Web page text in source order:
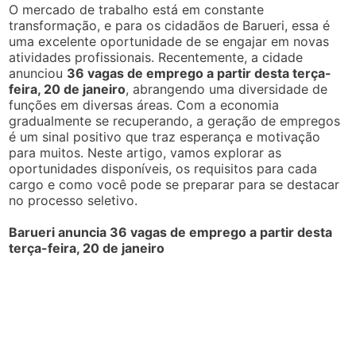
O mercado de trabalho está em constante
transformação, e para os cidadãos de Barueri, essa é
uma excelente oportunidade de se engajar em novas
atividades profissionais. Recentemente, a cidade
anunciou 36 vagas de emprego a partir desta terça-
feira, 20 de janeiro, abrangendo uma diversidade de
funções em diversas áreas. Com a economia
gradualmente se recuperando, a geração de empregos
é um sinal positivo que traz esperança e motivação
para muitos. Neste artigo, vamos explorar as
oportunidades disponíveis, os requisitos para cada
cargo e como você pode se preparar para se destacar
no processo seletivo.
Barueri anuncia 36 vagas de emprego a partir desta
terça-feira, 20 de janeiro